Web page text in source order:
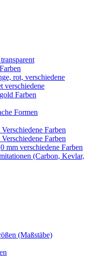
rot, verschiedene
verschiedene
Farben
Formen
Farben
Farben
mm verschiedene Farben
(Carbon, Kevlar,
(Maßstäbe)